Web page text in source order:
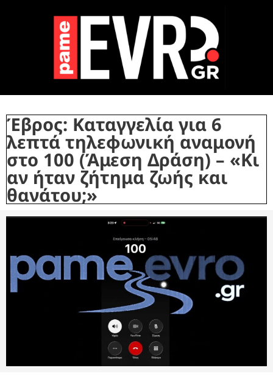
Έβρος: Καταγγελία για 6
λεπτά τηλεφωνική αναμονή
στο 100 (Άμεση Δράση) – «Κι
αν ήταν ζήτημα ζωής και
θανάτου;»